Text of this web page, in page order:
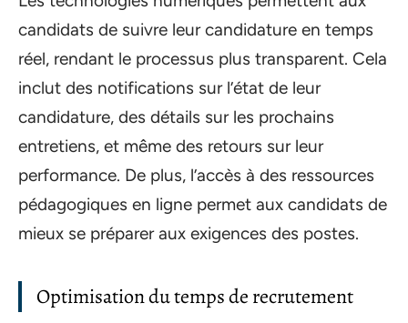
candidats de suivre leur candidature en temps
réel, rendant le processus plus transparent. Cela
inclut des notifications sur l’état de leur
candidature, des détails sur les prochains
entretiens, et même des retours sur leur
performance. De plus, l’accès à des ressources
pédagogiques en ligne permet aux candidats de
mieux se préparer aux exigences des postes.
Optimisation du temps de recrutement